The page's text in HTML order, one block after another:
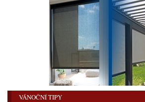
VÁNOČNÍ TIPY